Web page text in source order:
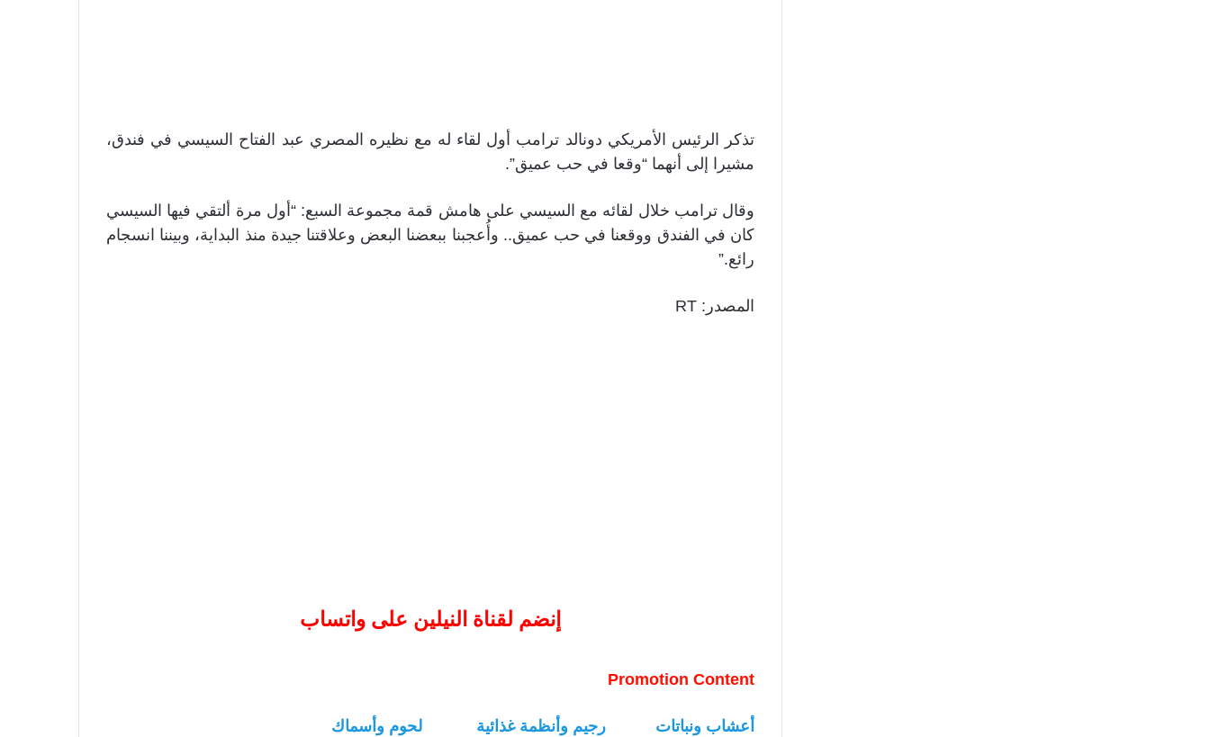
تذكر الرئيس الأمريكي دونالد ترامب أول لقاء له مع نظيره المصري عبد الفتاح السيسي في فندق،
مشيرا إلى أنهما “وقعا في حب عميق”.
وقال ترامب خلال لقائه مع السيسي على هامش قمة مجموعة السبع: “أول مرة ألتقي فيها السيسي
كان في الفندق ووقعنا في حب عميق.. وأُعجبنا ببعضنا البعض وعلاقتنا جيدة منذ البداية، وبيننا انسجام
رائع.”
المصدر: RT
إنضم لقناة النيلين على واتساب
Promotion Content
أعشاب ونباتات رجيم وأنظمة غذائية لحوم وأسماك